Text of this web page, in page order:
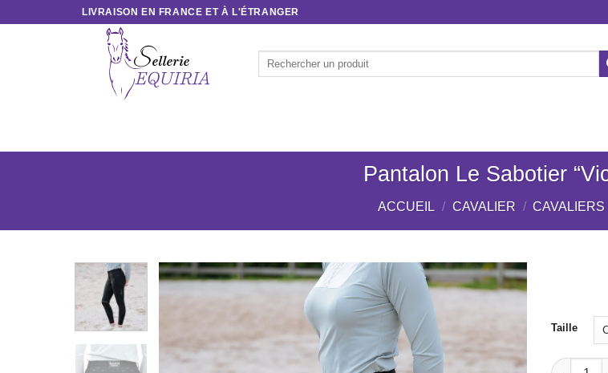
LIVRAISON EN FRANCE ET À L'ÉTRANGER
Recherche
Pantalon Le Sabotier
ACCUEIL / CAVALIER / CAVALIERS
de
souhaits
Taille
quantité